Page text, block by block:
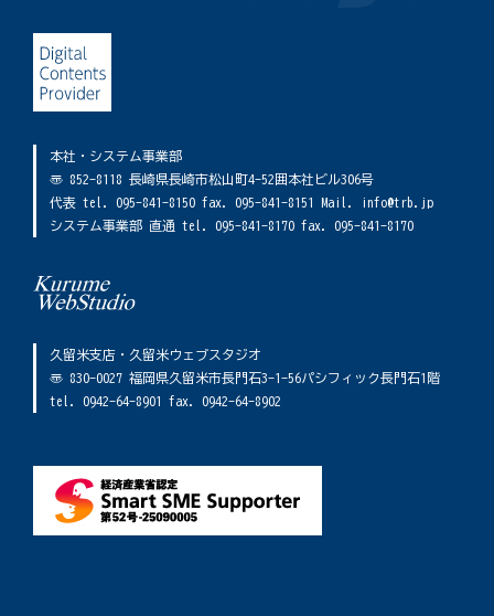
本社・システム事業部
〠 852-8118 長崎県長崎市松山町4-52囲本社ビル306号
代表 tel. 095-841-8150 fax. 095-841-8151 Mail. info@trb.jp
システム事業部 直通 tel. 095-841-8170 fax. 095-841-8170
久留米支店・久留米ウェブスタジオ
〠 830-0027 福岡県久留米市長門石3-1-56パシフィック長門石1階
tel. 0942-64-8901 fax. 0942-64-8902